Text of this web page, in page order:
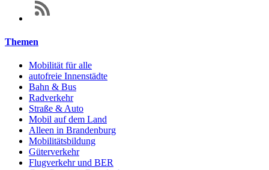
Themen
Mobilität für alle
autofreie Innenstädte
Bahn & Bus
Radverkehr
Straße & Auto
Mobil auf dem Land
Alleen in Brandenburg
Mobilitätsbildung
Güterverkehr
Flugverkehr und BER